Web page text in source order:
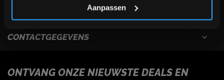
Aanpassen
CONTACTGEGEVENS
ONTVANG ONZE NIEUWSTE DEALS EN